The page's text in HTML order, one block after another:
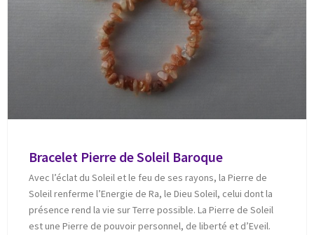
Bracelet Pierre de Soleil Baroque
Avec l’éclat du Soleil et le feu de ses rayons, la Pierre de
Soleil renferme l’Energie de Ra, le Dieu Soleil, celui dont la
présence rend la vie sur Terre possible. La Pierre de Soleil
est une Pierre de pouvoir personnel, de liberté et d’Eveil.